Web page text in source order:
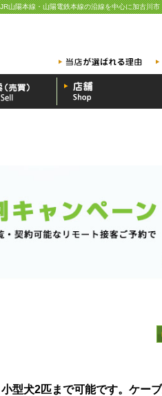
JR山陽本線・山陽電鉄本線の沿線を中心に加古川
型犬2匹まで可能です。ケー